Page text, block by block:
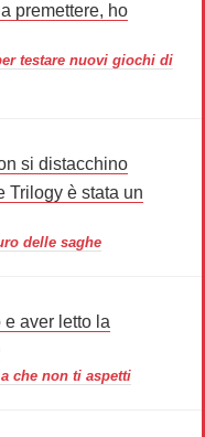
premettere, ho
testare nuovi giochi di
si distacchino
Trilogy è stata un
delle saghe
aver letto la
che non ti aspetti